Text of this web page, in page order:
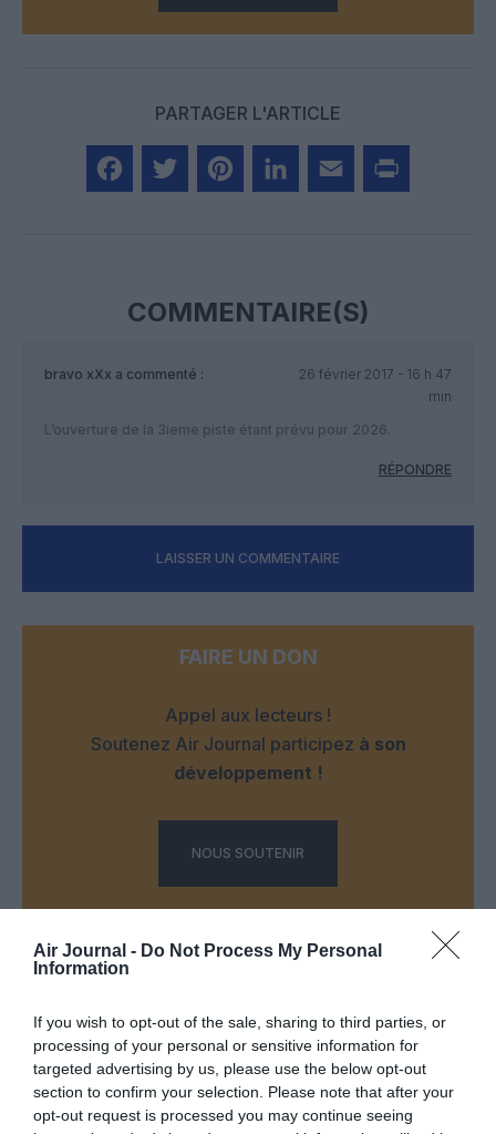
Air Journal - Do Not Process My Personal
Information
If you wish to opt-out of the sale, sharing to third parties, or
processing of your personal or sensitive information for
targeted advertising by us, please use the below opt-out
section to confirm your selection. Please note that after your
opt-out request is processed you may continue seeing
PARTAGER L'ARTICLE
COMMENTAIRE(S)
bravo xXx a commenté :
26 février 2017 - 16 h 47
min
L’ouverture de la 3ieme piste étant prévu pour 2026.
RÉPONDRE
LAISSER UN COMMENTAIRE
FAIRE UN DON
Appel aux lecteurs !
Soutenez Air Journal participez à son
développement !
NOUS SOUTENIR
DERNIERS COMMENTAIRES
Tiloa commenté l'article :